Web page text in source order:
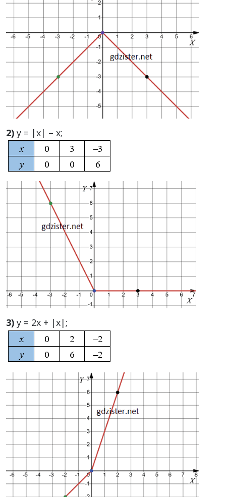
2) y = |x| – x;
3) y = 2x + |x|;